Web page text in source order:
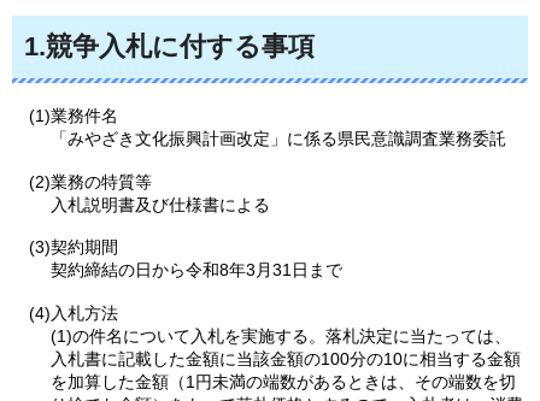
1.競争入札に付する事項
(1)業務件名
「みやざき文化振興計画改定」に係る県民意識調査業務委託
(2)業務の特質等
入札説明書及び仕様書による
(3)契約期間
契約締結の日から令和8年3月31日まで
(4)入札方法
(1)の件名について入札を実施する。落札決定に当たっては、
入札書に記載した金額に当該金額の100分の10に相当する金額
を加算した金額（1円未満の端数があるときは、その端数を切